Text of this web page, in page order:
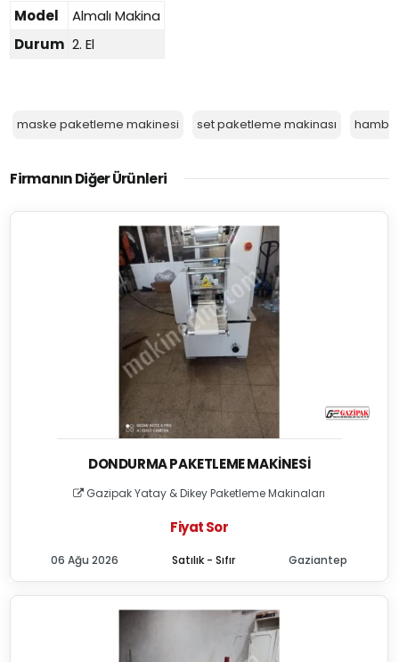
Model
Almalı Makina
Durum 2. El
maske paketleme makinesi set paketleme makinası
Firmanın Diğer Ürünleri
DONDURMA PAKETLEME MAKINESI
Gazipak Yatay & Dikey Paketleme Makinaları
Fiyat Sor
Satılık - Sıfır
06 Ağu 2026 Gaziantep